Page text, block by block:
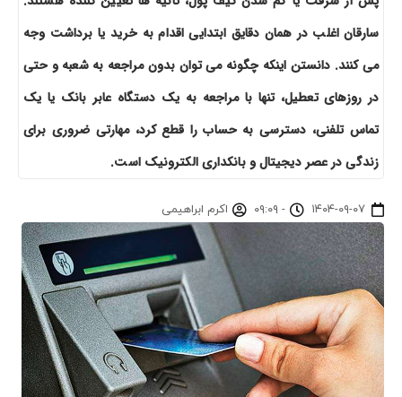
سارقان اغلب در همان دقایق ابتدایی اقدام به خرید یا برداشت وجه
می کنند. دانستن اینکه چگونه می توان بدون مراجعه به شعبه و حتی
در روزهای تعطیل، تنها با مراجعه به یک دستگاه عابر بانک یا یک
تماس تلفنی، دسترسی به حساب را قطع کرد، مهارتی ضروری برای
زندگی در عصر دیجیتال و بانکداری الکترونیک است.
۱۴۰۴-۰۹-۰۷ - ۰۹:۰۹ اکرم ابراهیمی